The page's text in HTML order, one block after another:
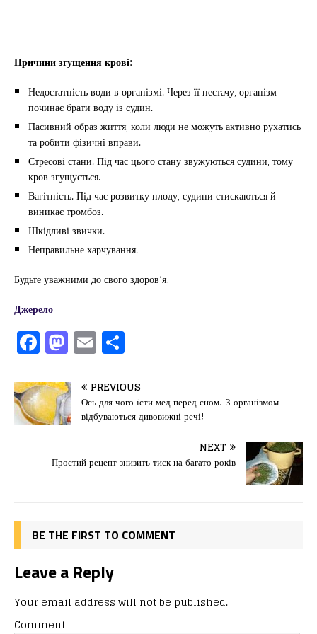
Причини згущення крові:
Недостатність води в організмі. Через її нестачу, організм
починає брати воду із судин.
Пасивний образ життя, коли люди не можуть активно рухатись
та робити фізичні вправи.
Стресові стани. Під час цього стану звужуються судини, тому
кров згущується.
Вагітність. Під час розвитку плоду, судини стискаються й
виникає тромбоз.
Шкідливі звички.
Неправильне харчування.
Будьте уважними до свого здоров’я!
Джерело
F
a
c
e
b
o
o
M
a
st
o
d
o
n
E
m
ai
l
іл
и
т
ис
я
PREVIOUS
Ось для чого їсти мед перед сном! З організмом
відбуваються дивовижні речі!
NEXT
Простий рецепт знизить тиск на багато років
BE THE FIRST TO COMMENT
Leave a Reply
Your email address will not be published.
Comment